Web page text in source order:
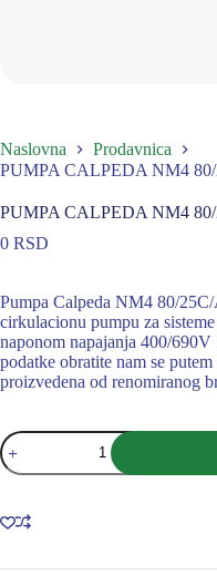
Naslovna
Prodavnica
PUMPA CALPEDA NM4
PUMPA CALPEDA NM4
0 RSD
Pumpa Calpeda NM4 80/
cirkulacionu pumpu za
naponom napajanja 400/
podatke obratite nam se
proizvedena od renomiranog
PUMPA
CALPEDA
NM4
400/690/50Hz
količina